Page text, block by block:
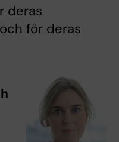
deras
för deras